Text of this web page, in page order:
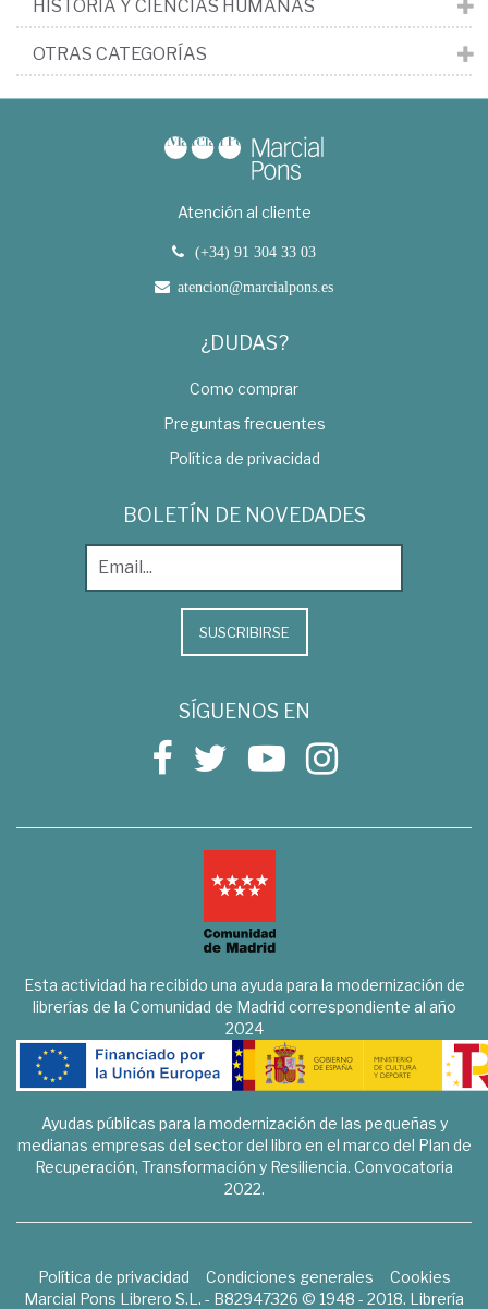
HISTORIA Y CIENCIAS HUMANAS
OTRAS CATEGORÍAS
Atención al cliente
(+34) 91 304 33 03
atencion@marcialpons.es
¿DUDAS?
Como comprar
Preguntas frecuentes
Política de privacidad
BOLETÍN DE NOVEDADES
SUSCRIBIRSE
SÍGUENOS EN
Esta actividad ha recibido una ayuda para la modernización de
librerías de la Comunidad de Madrid correspondiente al año
2024
Ayudas públicas para la modernización de las pequeñas y
medianas empresas del sector del libro en el marco del Plan de
Recuperación, Transformación y Resiliencia. Convocatoria
2022.
Política de privacidad Condiciones generales
Cookies
Marcial Pons Librero S.L. - B82947326 © 1948 - 2018. Librería